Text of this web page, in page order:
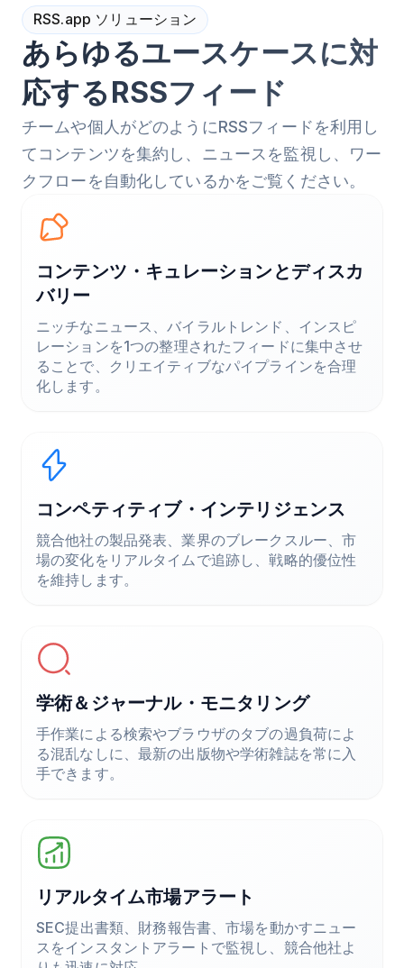
RSS.app ソリューション
あらゆるユースケースに対
応するRSSフィード
チームや個人がどのようにRSSフィードを利用し
てコンテンツを集約し、ニュースを監視し、ワー
クフローを自動化しているかをご覧ください。
コンテンツ・キュレーションとディスカ
バリー
ニッチなニュース、バイラルトレンド、インスピ
レーションを1つの整理されたフィードに集中させ
ることで、クリエイティブなパイプラインを合理
化します。
コンペティティブ・インテリジェンス
競合他社の製品発表、業界のブレークスルー、市
場の変化をリアルタイムで追跡し、戦略的優位性
を維持します。
学術＆ジャーナル・モニタリング
手作業による検索やブラウザのタブの過負荷によ
る混乱なしに、最新の出版物や学術雑誌を常に入
手できます。
リアルタイム市場アラート
SEC提出書類、財務報告書、市場を動かすニュー
スをインスタントアラートで監視し、競合他社よ